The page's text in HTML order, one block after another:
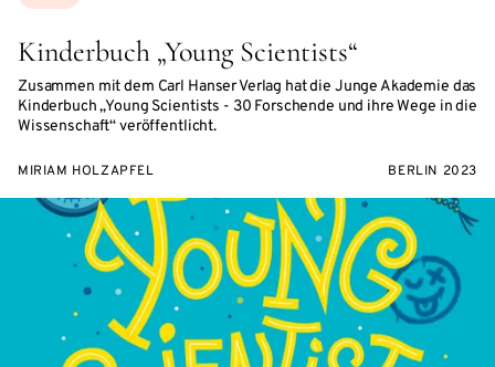
Kinderbuch „Young Scientists“
Zusammen mit dem Carl Hanser Verlag hat die Junge Akademie das
Kinderbuch „Young Scientists - 30 Forschende und ihre Wege in die
Wissenschaft“ veröffentlicht.
MIRIAM HOLZAPFEL BERLIN 2023